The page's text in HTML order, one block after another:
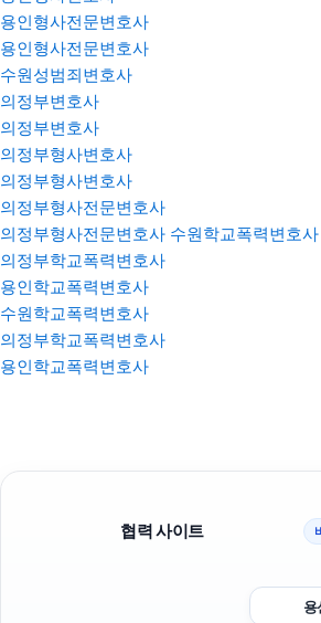
용인형사전문변호사
용인형사전문변호사
수원성범죄변호사
의정부변호사
의정부변호사
의정부형사변호사
의정부형사변호사
의정부형사전문변호사
의정부형사전문변호사 수원학교폭력변호사
의정부학교폭력변호사
용인학교폭력변호사
수원학교폭력변호사
의정부학교폭력변호사
용인학교폭력변호사
협력 사이트